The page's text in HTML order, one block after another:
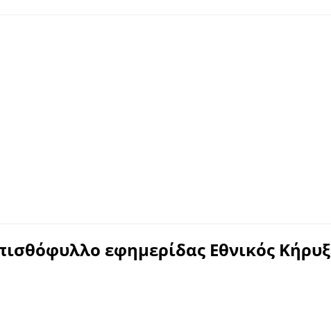
εφημερίδας Εθνικός Κήρυξ